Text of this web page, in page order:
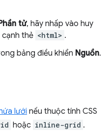
tử, hãy nhấp vào huy
cạnh thẻ <html> .
bảng điều khiển Nguồn.
lưới nếu thuộc tính CSS
hoặc inline-grid .